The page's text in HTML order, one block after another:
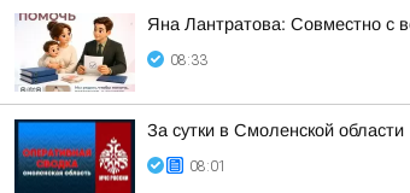
Яна Лантратова: Совместно с
08:33
За сутки в Смоленской области
08:01